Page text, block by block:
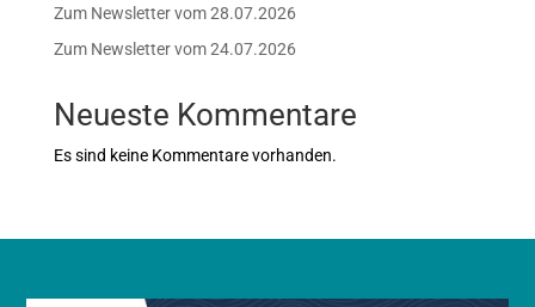
Zum Newsletter vom 28.07.2026
Zum Newsletter vom 24.07.2026
Neueste Kommentare
Es sind keine Kommentare vorhanden.